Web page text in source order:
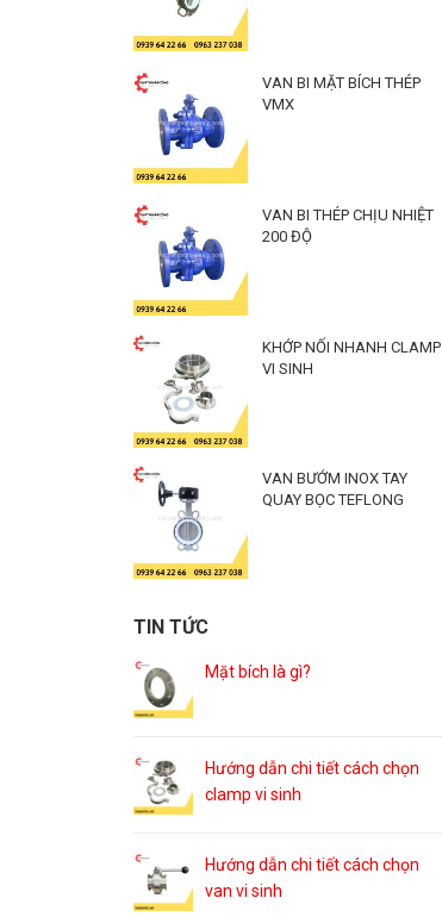
VAN BI MẶT BÍCH THÉP
VMX
VAN BI THÉP CHỊU NHIỆT
200 ĐỘ
KHỚP NỐI NHANH CLAMP
VI SINH
VAN BƯỚM INOX TAY
QUAY BỌC TEFLONG
TIN TỨC
Mặt bích là gì?
Hướng dẫn chi tiết cách chọn
clamp vi sinh
Hướng dẫn chi tiết cách chọn
van vi sinh